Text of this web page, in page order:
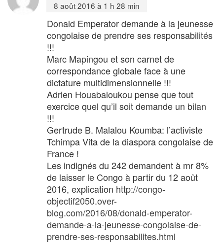
8 août 2016 à 1 h 28 min
Donald Emperator demande à la jeunesse
congolaise de prendre ses responsabilités
!!!
Marc Mapingou et son carnet de
correspondance globale face à une
dictature multidimensionnelle !!!
Adrien Houabaloukou pense que tout
exercice quel qu’il soit demande un bilan
!!!
Gertrude B. Malalou Koumba: l’activiste
Tchimpa Vita de la diaspora congolaise de
France !
Les indignés du 242 demandent à mr 8%
de laisser le Congo à partir du 12 août
2016, explication http://congo-
objectif2050.over-
blog.com/2016/08/donald-emperator-
demande-a-la-jeunesse-congolaise-de-
prendre-ses-responsabilites.html